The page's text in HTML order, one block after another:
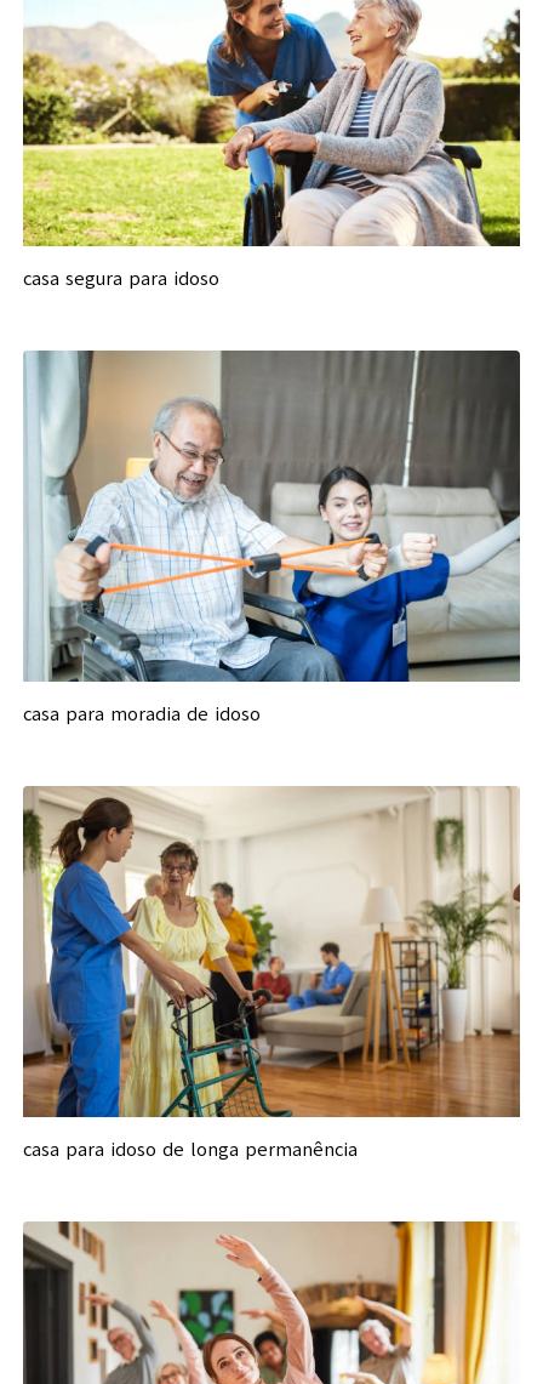
casa segura para idoso
casa para moradia de idoso
casa para idoso de longa permanência